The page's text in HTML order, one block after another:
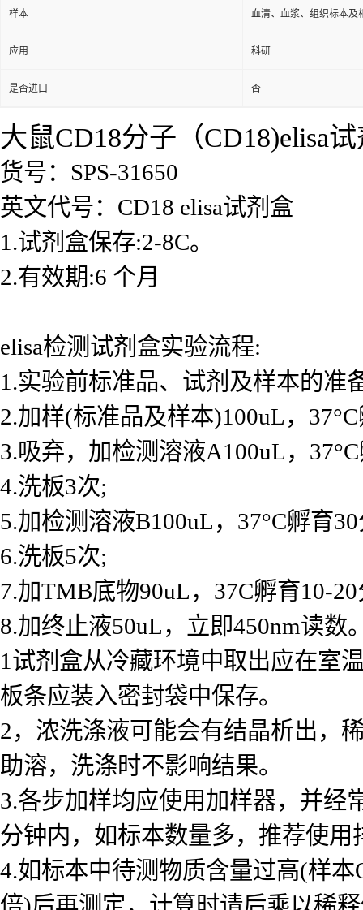
样本 血清、血浆、组织标本及
应用 科研
是否进口 否
大鼠CD18分子（CD18)elisa
货号：SPS-31650
英文代号：CD18 elisa试剂盒
1.试剂盒保存:2-8C。
2.有效期:6 个月
elisa检测试剂盒实验流程:
1.实验前标准品、试剂及样本的准
2.加样(标准品及样本)100uL，
3.吸弃，加检测溶液A100uL，
4.洗板3次;
5.加检测溶液B100uL，37°C孵育
6.洗板5次;
7.加TMB底物90uL，37C孵育10-
8.加终止液50uL，立即450nm读数
1试剂盒从冷藏环境中取出应在室
板条应装入密封袋中保存。
2，浓洗涤液可能会有结晶析出，
助溶，洗涤时不影响结果。
3.各步加样均应使用加样器，并经
分钟内，如标本数量多，推荐使用
4.如标本中待测物质含量过高(样